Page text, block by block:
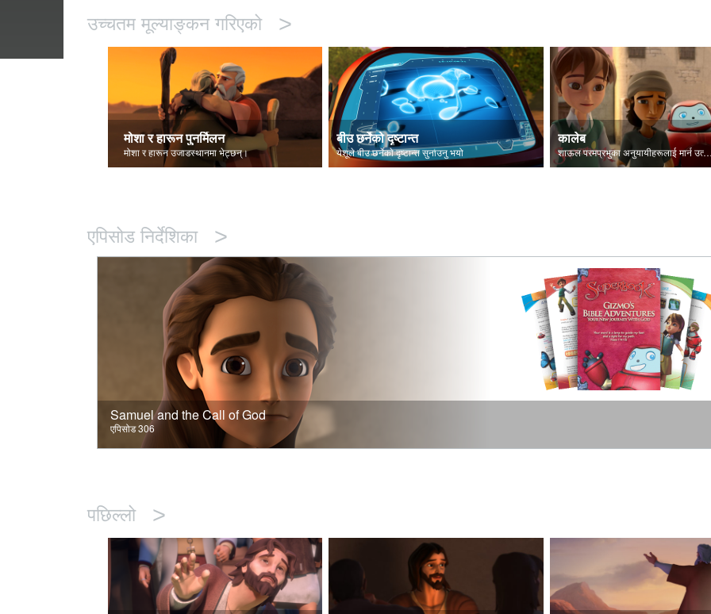
उच्चतम मूल्याङ्कन गरिएको >
मोशा र हारून पुनर्मिलन
मोशा र हारून उजाडस्थानमा भेट्छन्।
बीउ छर्नेको दृष्टान्त
येशूले बीउ छर्नेकाे दृष्टान्त सुनाउनु भयो
कालेब
शाऊल परमप्रभुका अनुयायीहरूलाई मार्न उत्सुक थिए।
एपिसोड निर्देशिका >
Samuel and the Call of God
एपिसोड 306
पछिल्लो >